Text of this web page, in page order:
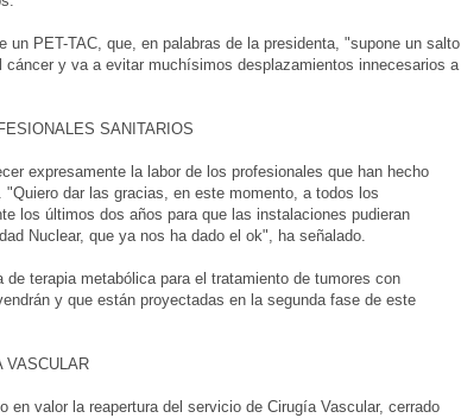
un PET-TAC, que, en palabras de la presidenta, "supone un salto
y va a evitar muchísimos desplazamientos innecesarios a
SANITARIOS
expresamente la labor de los profesionales que han hecho
dar las gracias, en este momento, a todos los
los últimos dos años para que las instalaciones pudieran
Nuclear, que ya nos ha dado el ok", ha señalado.
terapia metabólica para el tratamiento de tumores con
y que están proyectadas en la segunda fase de este
VASCULAR
en valor la reapertura del servicio de Cirugía Vascular, cerrado